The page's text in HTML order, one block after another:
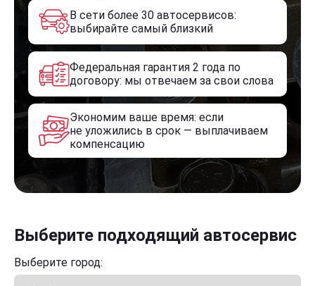
В сети более 30 автосервисов:
выбирайте самый близкий
Федеральная гарантия 2 года по
договору: мы отвечаем за свои слова
Экономим ваше время: если
не уложились в срок — выплачиваем
компенсацию
Выберите подходящий автосервис
Выберите город: